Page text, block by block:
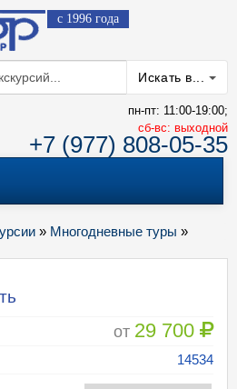
с 1996 года
Искать в...
пн-пт: 11:00-19:00;
cб-вс: выходной
+7 (977) 808-05-35
» Многодневные туры »
от 29 700
14534